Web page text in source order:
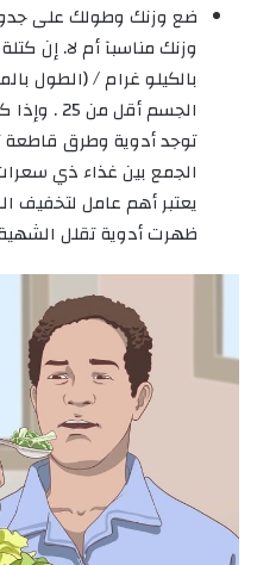
ضع وزنك وطولك على جدول
وزنك مناسبآ أم لا. إن
بالكيلو غرام / (الطول
الجسم
توجد أدوية وطرق قاطعة
الجمع بين غذاء ذي
يعتبر أهم عامل لتخفيف
ظهرت أدوية تقلل